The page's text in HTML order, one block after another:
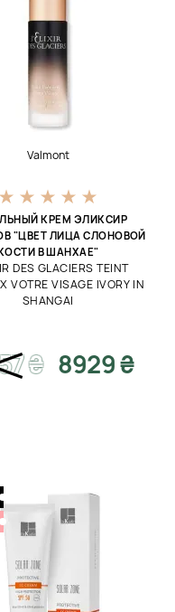
Valmont
КРЕМ ЭЛИКСИР
"ЦВЕТ ЛИЦА СЛОНОВОЙ
В ШАНХАЕ"
DES GLACIERS TEINT
VOTRE VISAGE IVORY IN
SHANGAI
₴ 8929 ₴